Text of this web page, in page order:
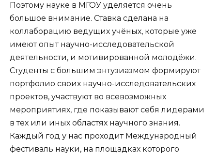
Поэтому науке в МГОУ уделяется очень
большое внимание. Ставка сделана на
коллаборацию ведущих учёных, которые уже
имеют опыт научно-исследовательской
деятельности, и мотивированной молодёжи.
Студенты с большим энтузиазмом формируют
портфолио своих научно-исследовательских
проектов, участвуют во всевозможных
мероприятиях, где показывают себя лидерами
в тех или иных областях научного знания.
Каждый год у нас проходит Международный
фестиваль науки, на площадках которого